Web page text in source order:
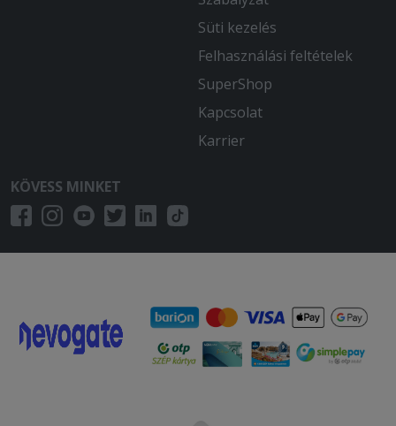
Süti kezelés
Felhasználási feltételek
SuperShop
Kapcsolat
Karrier
KÖVESS MINKET